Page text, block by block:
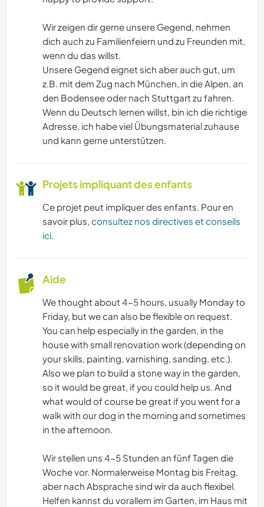
Wir zeigen dir gerne unsere Gegend, nehmen
dich auch zu Familienfeiern und zu Freunden mit,
wenn du das willst.
Unsere Gegend eignet sich aber auch gut, um
z.B. mit dem Zug nach München, in die Alpen, an
den Bodensee oder nach Stuttgart zu fahren.
Wenn du Deutsch lernen willst, bin ich die richtige
Adresse, ich habe viel Übungsmaterial zuhause
und kann gerne unterstützen.
Projets impliquant des enfants
Ce projet peut impliquer des enfants. Pour en
savoir plus, consultez nos directives et conseils
ici.
Aide
We thought about 4-5 hours, usually Monday to
Friday, but we can also be flexible on request.
You can help especially in the garden, in the
house with small renovation work (depending on
your skills, painting, varnishing, sanding, etc.).
Also we plan to build a stone way in the garden,
so it would be great, if you could help us. And
what would of course be great if you went for a
walk with our dog in the morning and sometimes
in the afternoon.
Wir stellen uns 4-5 Stunden an fünf Tagen die
Woche vor. Normalerweise Montag bis Freitag,
aber nach Absprache sind wir da auch flexibel.
Helfen kannst du vorallem im Garten, im Haus mit